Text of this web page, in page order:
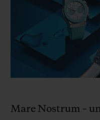
Mare Nostrum –
BIG BANG
SUMMER MULTI-
COLORED CERAMIC
EXKLUSIVE
HUBLOTISTA UND